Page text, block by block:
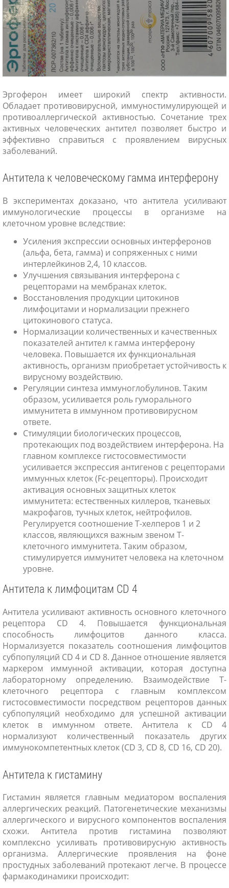
Эргоферон имеет широкий спектр активности.
Обладает противовирусной, иммуностимулирующей и
противоаллергической активностью. Сочетание трех
активных человеческих антител позволяет быстро и
эффективно справиться с проявлением вирусных
заболеваний.
Антитела к человеческому гамма интерферону
В экспериментах доказано, что антитела усиливают
иммунологические процессы в организме на
клеточном уровне вследствие:
Усиления экспрессии основных интерферонов
(альфа, бета, гамма) и сопряженных с ними
интерлейкинов 2,4, 10 классов.
Улучшения связывания интерферона с
рецепторами на мембранах клеток.
Восстановления продукции цитокинов
лимфоцитами и нормализации прежнего
цитокинового статуса.
Нормализации количественных и качественных
показателей антител к гамма интерферону
человека. Повышается их функциональная
активность, организм приобретает устойчивость к
вирусному воздействию.
Регуляции синтеза иммуноглобулинов. Таким
образом, усиливается роль гуморального
иммунитета в иммунном противовирусном
ответе.
Стимуляции биологических процессов,
протекающих под воздействием интерферона. На
главном комплексе гистосовместимости
усиливается экспрессия антигенов с рецепторами
иммунных клеток (Fc-рецепторы). Происходит
активация основных защитных клеток
иммунитета: естественных киллеров, тканевых
макрофагов, тучных клеток, нейтрофилов.
Регулируется соотношение T-хелперов 1 и 2
классов, являющихся важным звеном Т-
клеточного иммунитета. Таким образом,
стимулируется иммунитет человека на клеточном
уровне.
Антитела к лимфоцитам CD 4
Антитела усиливают активность основного клеточного
рецептора CD 4. Повышается функциональная
способность лимфоцитов данного класса.
Нормализуется показатель соотношения лимфоцитов
субпопуляций CD 4 и CD 8. Данное отношение является
маркером иммунной активации, которая доступна
лабораторному определению. Взаимодействие T-
клеточного рецептора с главным комплексом
гистосовместимости посредством рецепторов данных
субпопуляций необходимо для успешной активации
клеток в иммунном ответе. Антитела к CD 4
нормализуют количественный показатель других
иммунокомпетентных клеток (CD 3, CD 8, CD 16, CD 20).
Антитела к гистамину
Гистамин является главным медиатором воспаления
аллергических реакций. Патогенетические механизмы
аллергического и вирусного компонентов воспаления
схожи. Антитела против гистамина позволяют
комплексно усиливать противовирусную активность
организма. Аллергические проявления на фоне
простудных заболеваний протекают легче. В процессе
фармакодинамики происходит: